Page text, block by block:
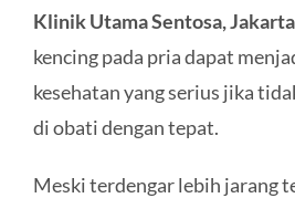
Klinik Utama Sentosa,
kencing pada pria dapat
kesehatan yang serius jika
di obati dengan tepat.
Meski terdengar lebih jarang